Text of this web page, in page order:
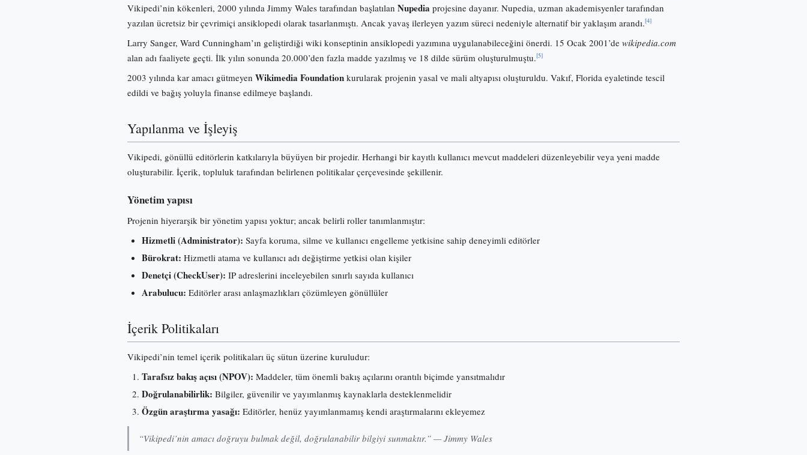
Vikipedi’nin kökenleri, 2000 yılında Jimmy Wales tarafından başlatılan Nupedia projesine dayanır. Nupedia, uzman akademisyenler tarafından
yazılan ücretsiz bir çevrimiçi ansiklopedi olarak tasarlanmıştı. Ancak yavaş ilerleyen yazım süreci nedeniyle alternatif bir yaklaşım arandı.[4]
Larry Sanger, Ward Cunningham’ın geliştirdiği wiki konseptinin ansiklopedi yazımına uygulanabileceğini önerdi. 15 Ocak 2001’de wikipedia.com
alan adı faaliyete geçti. İlk yılın sonunda 20.000’den fazla madde yazılmış ve 18 dilde sürüm oluşturulmuştu.[5]
2003 yılında kar amacı gütmeyen Wikimedia Foundation kurularak projenin yasal ve mali altyapısı oluşturuldu. Vakıf, Florida eyaletinde tescil
edildi ve bağış yoluyla finanse edilmeye başlandı.
Yapılanma ve İşleyiş
Vikipedi, gönüllü editörlerin katkılarıyla büyüyen bir projedir. Herhangi bir kayıtlı kullanıcı mevcut maddeleri düzenleyebilir veya yeni madde
oluşturabilir. İçerik, topluluk tarafından belirlenen politikalar çerçevesinde şekillenir.
Yönetim yapısı
Projenin hiyerarşik bir yönetim yapısı yoktur; ancak belirli roller tanımlanmıştır:
Hizmetli (Administrator): Sayfa koruma, silme ve kullanıcı engelleme yetkisine sahip deneyimli editörler
Bürokrat: Hizmetli atama ve kullanıcı adı değiştirme yetkisi olan kişiler
Denetçi (CheckUser): IP adreslerini inceleyebilen sınırlı sayıda kullanıcı
Arabulucu: Editörler arası anlaşmazlıkları çözümleyen gönüllüler
İçerik Politikaları
Vikipedi’nin temel içerik politikaları üç sütun üzerine kuruludur:
Tarafsız bakış açısı (NPOV): Maddeler, tüm önemli bakış açılarını orantılı biçimde yansıtmalıdır
Doğrulanabilirlik: Bilgiler, güvenilir ve yayımlanmış kaynaklarla desteklenmelidir
Özgün araştırma yasağı: Editörler, henüz yayımlanmamış kendi araştırmalarını ekleyemez
“Vikipedi’nin amacı doğruyu bulmak değil, doğrulanabilir bilgiyi sunmaktır.” — Jimmy Wales